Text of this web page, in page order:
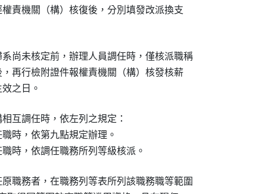
權責機關（構）核復後，分別填發改派換支
尚未核定前，辦理人員調任時，僅核派職稱
，再行檢附證件報權責機關（構）核發核薪
互調任時，依左列之規定：
時，依第九點規定辦理。
時，依調任職務所列等級核派。
職務者，在職務列等表所列該職務職等範圍